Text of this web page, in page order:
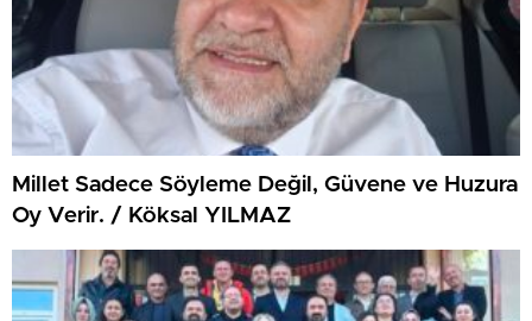
Millet Sadece Söyleme Değil, Güvene ve Huzura
Oy Verir. / Köksal YILMAZ